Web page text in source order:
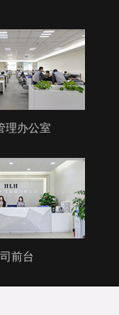
理办公室
前台